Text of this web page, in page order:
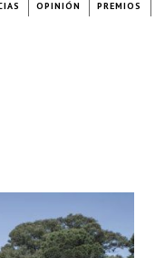
OPINIÓN PREMIOS